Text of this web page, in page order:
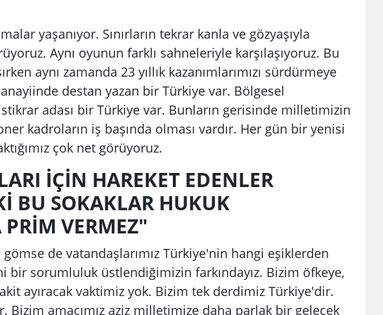
yaşanıyor. Sınırların tekrar kanla ve gözyaşıyla
Aynı oyunun farklı sahneleriyle karşılaşıyoruz. Bu
aynı zamanda 23 yıllık kazanımlarımızı sürdürmeye
destan yazan bir Türkiye var. Bölgesel
adası bir Türkiye var. Bunların gerisinde milletimizin
kadroların iş başında olması vardır. Her gün bir yenisi
çok net görüyoruz.
İÇİN HAREKET EDENLER
BU SOKAKLAR HUKUK
VERMEZ"
de vatandaşlarımız Türkiye'nin hangi eşiklerden
bir sorumluluk üstlendiğimizin farkındayız. Bizim öfkeye,
ayıracak vaktimiz yok. Bizim tek derdimiz Türkiye'dir.
Bizim amacımız aziz milletimize daha parlak bir gelecek